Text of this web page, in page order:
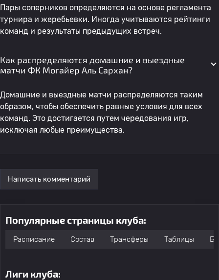
Пары соперников определяются на основе регламента
турнира и жеребьевки. Иногда учитываются рейтинги
команд и результаты предыдущих встреч.
Как распределяются домашние и выездные
матчи ФК Могайер Аль Сархан?
Домашние и выездные матчи распределяются таким
образом, чтобы обеспечить равные условия для всех
команд. Это достигается путем чередования игр,
исключая любые преимущества.
Написать комментарий
Популярные страницы клуба:
Расписание Состав Трансферы Таблицы
Лиги клуба: